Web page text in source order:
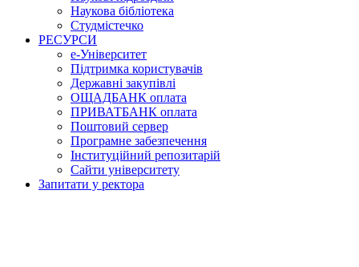
Наукова бібліотека
Студмістечко
РЕСУРСИ
е-Університет
Підтримка користувачів
Державні закупівлі
ОЩАДБАНК оплата
ПРИВАТБАНК оплата
Поштовий сервер
Програмне забезпечення
Інституційний репозитарій
Сайти університету
Запитати у ректора